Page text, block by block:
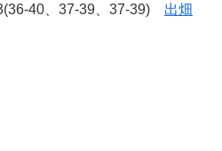
40、37-39、37-39) 出畑